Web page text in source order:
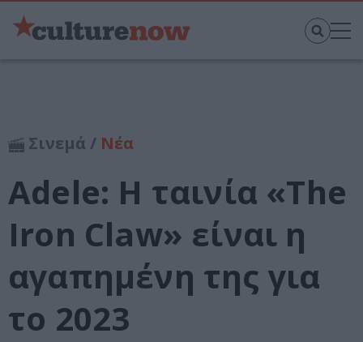
Σινεμά / Νέα
Adele: Η ταινία «The
Iron Claw» είναι η
αγαπημένη της για
το 2023